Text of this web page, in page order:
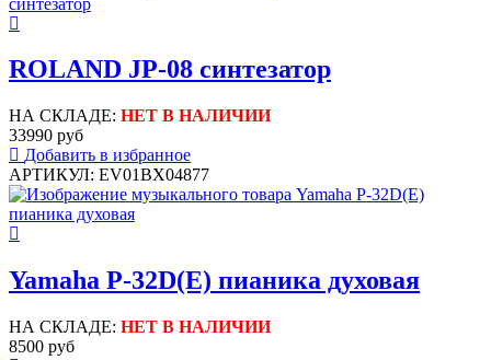
ROLAND JP-08 синтезатор
НА СКЛАДЕ: НЕТ В НАЛИЧИИ
33990 руб
Добавить в избранное
АРТИКУЛ: EV01BX04877
Yamaha P-32D(E) пианика духовая
НА СКЛАДЕ: НЕТ В НАЛИЧИИ
8500 руб